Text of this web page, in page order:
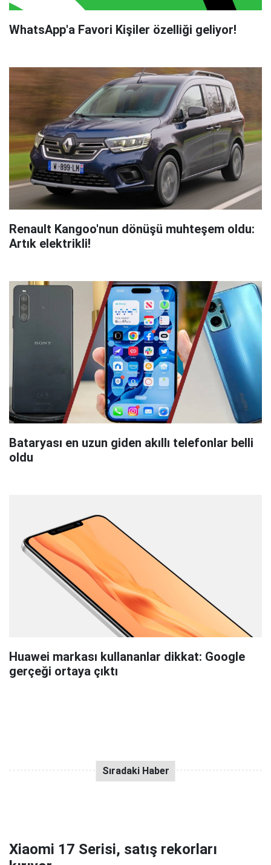
WhatsApp'a Favori Kişiler özelliği geliyor!
Renault Kangoo'nun dönüşü muhteşem oldu:
Artık elektrikli!
Bataryası en uzun giden akıllı telefonlar belli
oldu
Huawei markası kullananlar dikkat: Google
gerçeği ortaya çıktı
Xiaomi 17 Serisi, satış rekorları